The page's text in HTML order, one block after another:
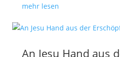
mehr lesen
An Jesu Hand aus